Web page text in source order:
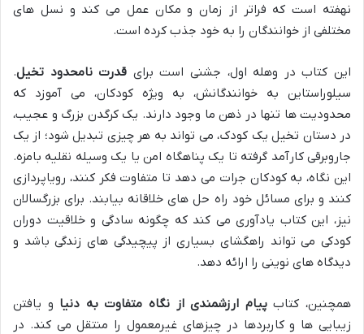
نهفته است که فراتر از زمان و مکان عمل می کند و نسل های
مختلفی از خوانندگان را به خود جذب کرده است.
این کتاب در وهله اول، جشنی است برای قدرت نامحدود تخیل.
سیلوراستاین به خوانندگانش، به ویژه کودکان، می آموزد که
محدودیت ها تنها در ذهن ما وجود دارند. یک کرگدن بزرگ و عجیب،
در دستان تخیل یک کودک، می تواند به هر چیزی تبدیل شود؛ از یک
جاروبرقی کارآمد گرفته تا یک پناهگاه امن یا یک وسیله نقلیه بامزه.
این نگاه، به کودکان جرات می دهد تا متفاوت فکر کنند، رویاپردازی
کنند و برای مسائل خود راه حل های خلاقانه بیابند. برای بزرگسالان
نیز، این کتاب یادآوری می کند که چگونه سادگی و خلاقیت دوران
کودکی می تواند راهگشای بسیاری از پیچیدگی های زندگی باشد و
دیدگاه های نوینی را ارائه دهد.
همچنین، کتابپیام ارزشمندی از نگاه متفاوت به دنیا و یافتن
زیبایی ها و کاربردها در چیزهای غیرمعمول را منتقل می کند. در